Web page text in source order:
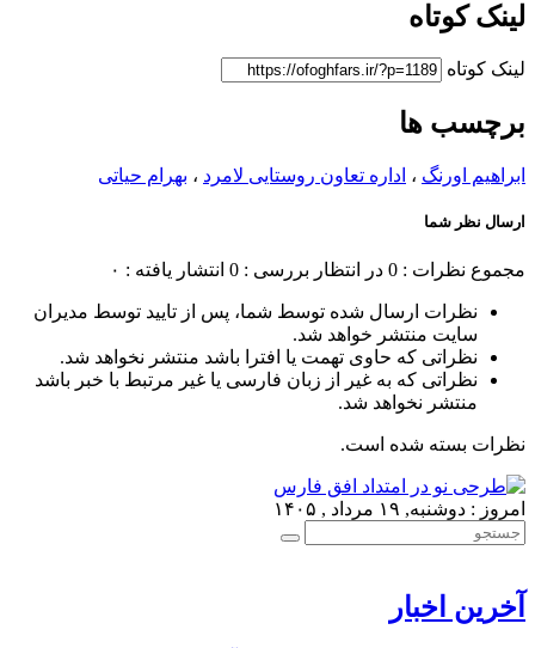
لینک کوتاه
لینک کوتاه
برچسب ها
ابراهیم اورنگ ، اداره تعاون روستایی لامرد ، بهرام حیاتی
ارسال نظر شما
مجموع نظرات : 0 در انتظار بررسی : 0 انتشار یافته : ۰
نظرات ارسال شده توسط شما، پس از تایید توسط مدیران
سایت منتشر خواهد شد.
نظراتی که حاوی تهمت یا افترا باشد منتشر نخواهد شد.
نظراتی که به غیر از زبان فارسی یا غیر مرتبط با خبر باشد
منتشر نخواهد شد.
نظرات بسته شده است.
امروز : دوشنبه, ۱۹ مرداد , ۱۴۰۵
آخرین اخبار